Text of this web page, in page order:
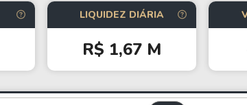
FII
TRXF11
Ferramenta
Criptomoedas
Bitcoin
Ideias
Agenda de
LIQUIDEZ DIÁRIA
R$ 1,67 M